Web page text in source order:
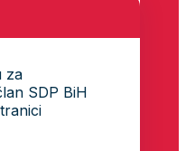
za
SDP BiH